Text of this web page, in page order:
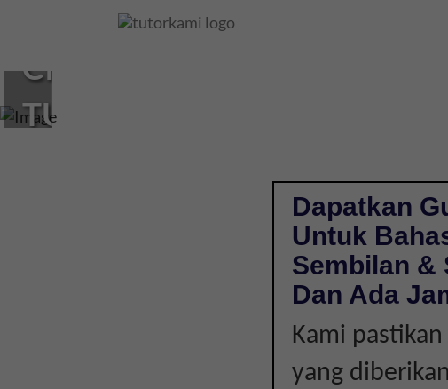
CIKGU
TUISYEN
Dapatkan
Untuk
Sembilan &
Dan Ada
Kami
yang